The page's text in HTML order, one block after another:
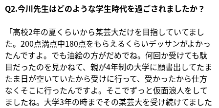
Q2.今川先生はどのような学生時代を過ごされましたか？
「高校2年の夏くらいから某芸大だけを目指していてまし
た。200点満点中180点をもらえるくらいデッサンがよかっ
たんですよ。でも油絵の方がだめでね。何回か受けても駄
目だったのを見かねて、親が4年制の大学に願書出してたま
たま日が空いていたから受けに行って、受かったから仕方
なくそこに行ったんですよ。そこでずっと仮面浪人をして
ましたね。大学3年の時までその某芸大を受け続けてました